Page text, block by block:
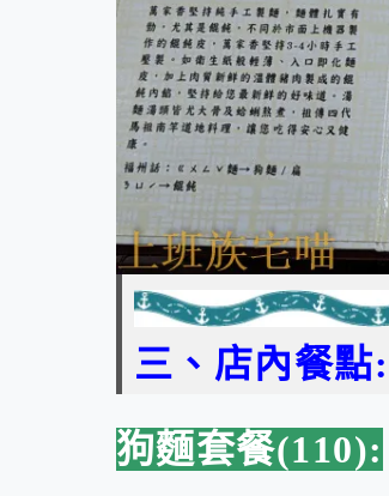
三、店內餐點:
狗麵套餐(110):